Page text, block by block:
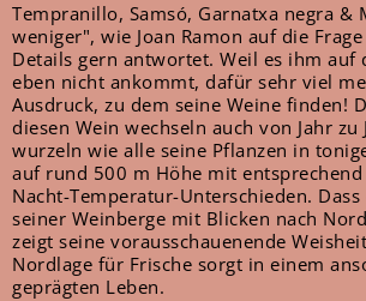
Tempranillo, Samsó, Garnatxa negra &
weniger", wie Joan Ramon auf die
Details gern antwortet. Weil es ihm auf
eben nicht ankommt, dafür sehr viel
Ausdruck, zu dem seine Weine finden!
diesen Wein wechseln auch von Jahr zu
wurzeln wie alle seine Pflanzen in
auf rund 500 m Höhe mit entsprechend
Nacht-Temperatur-Unterschieden.
seiner Weinberge mit Blicken nach
zeigt seine vorausschauenende
Nordlage für Frische sorgt in einem
geprägten Leben.